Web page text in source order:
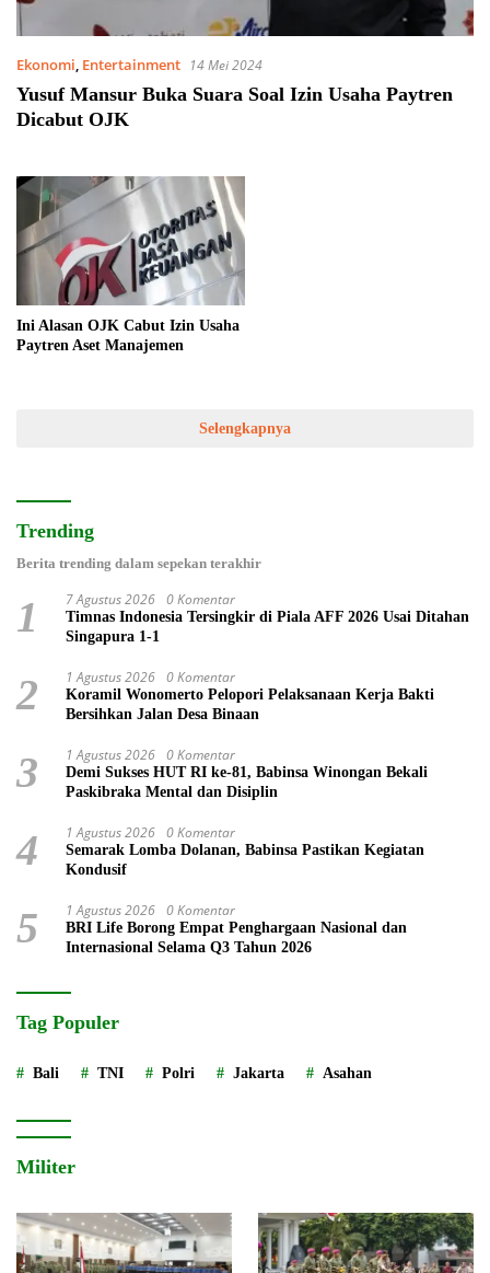
Ekonomi, Entertainment 14 Mei 2024
Yusuf Mansur Buka Suara Soal Izin Usaha Paytren
Dicabut OJK
Ini Alasan OJK Cabut Izin Usaha
Paytren Aset Manajemen
Selengkapnya
Trending
Berita trending dalam sepekan terakhir
1 7 Agustus 2026 0 Komentar
Timnas Indonesia Tersingkir di Piala AFF 2026 Usai Ditahan
Singapura 1-1
2 1 Agustus 2026 0 Komentar
Koramil Wonomerto Pelopori Pelaksanaan Kerja Bakti
Bersihkan Jalan Desa Binaan
3 1 Agustus 2026 0 Komentar
Demi Sukses HUT RI ke-81, Babinsa Winongan Bekali
Paskibraka Mental dan Disiplin
4 1 Agustus 2026 0 Komentar
Semarak Lomba Dolanan, Babinsa Pastikan Kegiatan
Kondusif
5 1 Agustus 2026 0 Komentar
BRI Life Borong Empat Penghargaan Nasional dan
Internasional Selama Q3 Tahun 2026
Tag Populer
Bali TNI Polri Jakarta Asahan
Militer